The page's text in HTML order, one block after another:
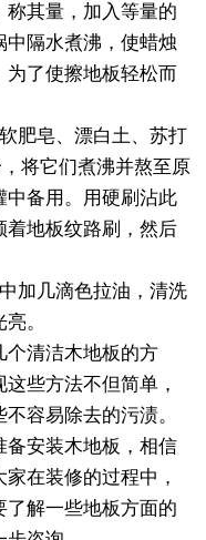
其量，加入等量的
隔水煮沸，使蜡烛
了使擦地板轻松而
皂、漂白土、苏打
将它们煮沸并熬至原
中备用。用硬刷沾此
着地板纹路刷，然后
几滴色拉油，清洗
。
清洁木地板的方
些方法不但简单，
容易除去的污渍。
备安装木地板，相信
在装修的过程中，
解一些地板方面的